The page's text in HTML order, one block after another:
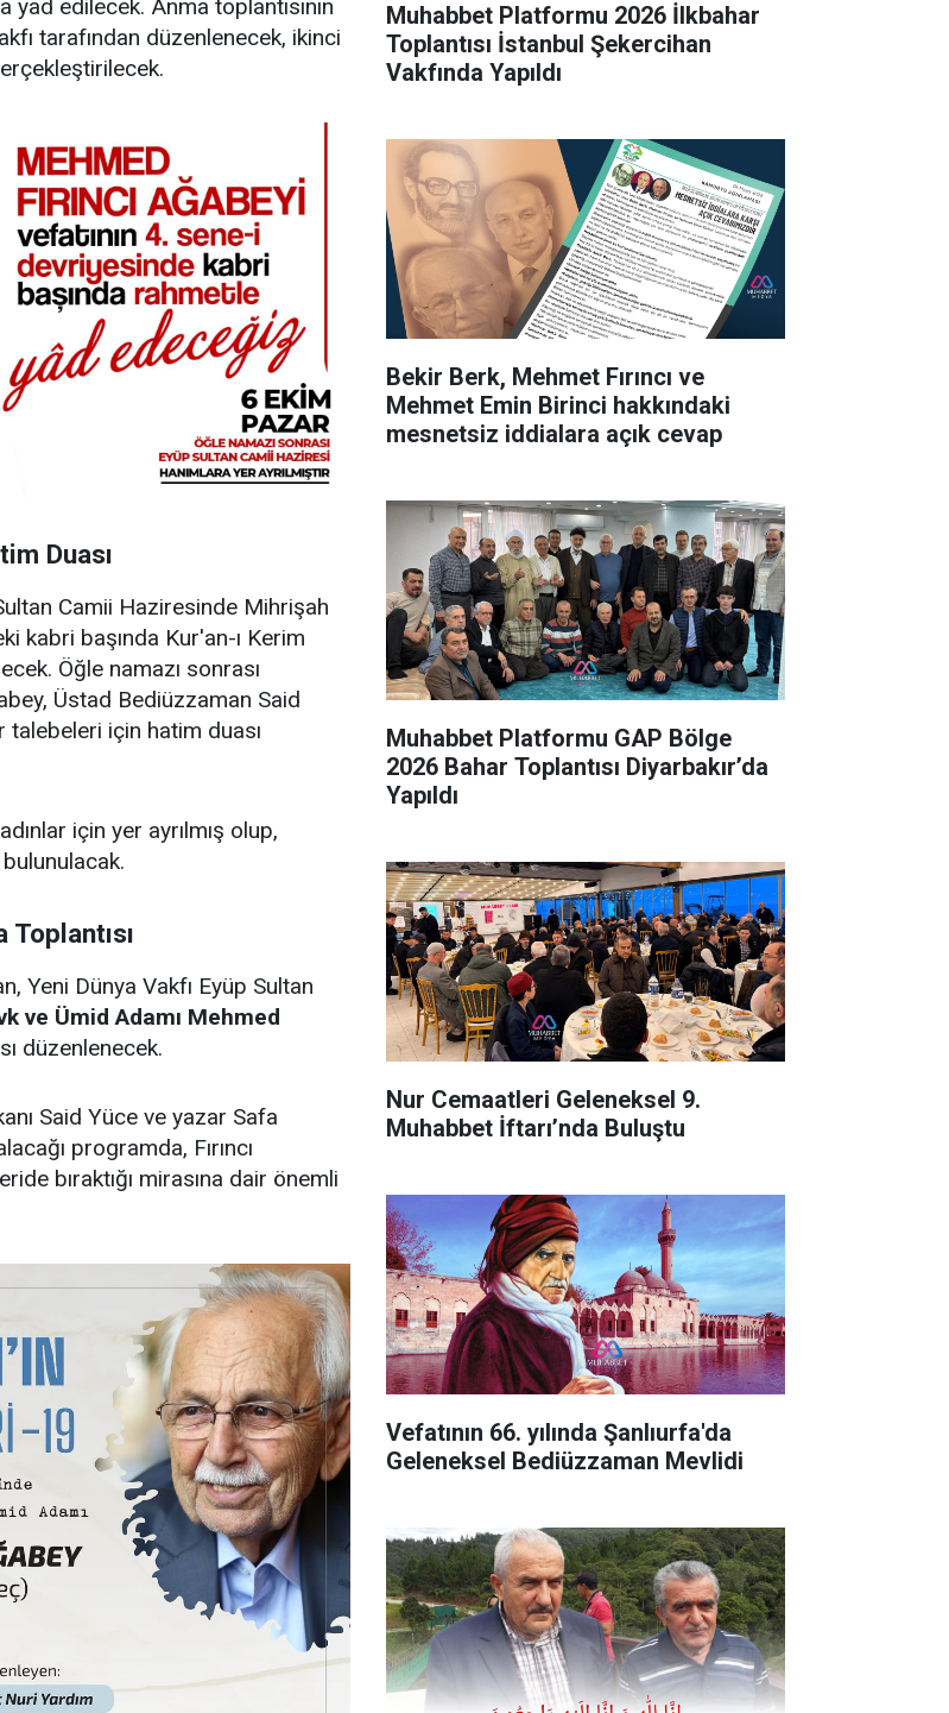
edilecek. Anma toplantısının
tarafından düzenlenecek, ikinci
Duası
Camii Haziresinde Mihrişah
kabri başında Kur'an-ı Kerim
Öğle namazı sonrası
Üstad Bediüzzaman Said
için hatim duası
için yer ayrılmış olup,
Toplantısı
Yeni Dünya Vakfı Eyüp Sultan
ve Ümid Adamı Mehmed
düzenlenecek.
Said Yüce ve yazar Safa
programda, Fırıncı
bıraktığı mirasına dair önemli
Muhabbet Platformu 2026 İlkbahar
Toplantısı İstanbul Şekercihan
Vakfında Yapıldı
Bekir Berk, Mehmet Fırıncı ve
Mehmet Emin Birinci hakkındaki
mesnetsiz iddialara açık cevap
Muhabbet Platformu GAP Bölge
2026 Bahar Toplantısı Diyarbakır’da
Yapıldı
Nur Cemaatleri Geleneksel 9.
Muhabbet İftarı’nda Buluştu
Vefatının 66. yılında Şanlıurfa'da
Geleneksel Bediüzzaman Mevlidi